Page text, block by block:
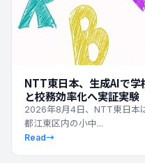
NTT東日本、生成AIで
と校務効率化へ実証実験
2026年8月4日、NTT東日本
都江東区内の小中...
Read→